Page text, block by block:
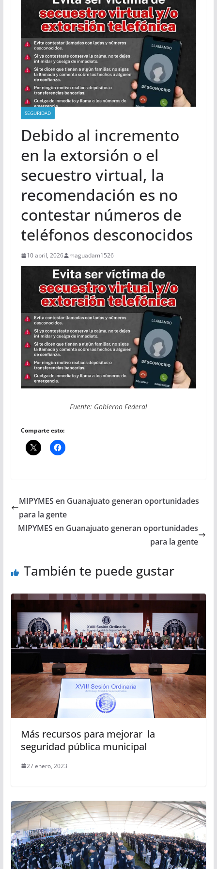
SEGURIDAD
Debido al incremento
en la extorsión o el
secuestro virtual, la
recomendación es no
contestar números de
teléfonos desconocidos
10 abril, 2026 maguadam1526
Fuente: Gobierno Federal
Comparte esto:
MIPYMES en Guanajuato generan oportunidades
para la gente
MIPYMES en Guanajuato generan oportunidades
para la gente
También te puede gustar
Más recursos para mejorar la
seguridad pública municipal
27 enero, 2023